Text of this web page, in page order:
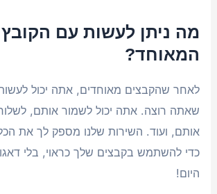
מה ניתן לעשות עם הקובץ
המאוחד?
לאחר שהקבצים מאוחדים, אתה יכול
שאתה רוצה. אתה יכול לשמור אותם,
אותם, ועוד. השירות שלנו מספק לך את
כדי להשתמש בקבצים שלך כראוי, בלי
היום!